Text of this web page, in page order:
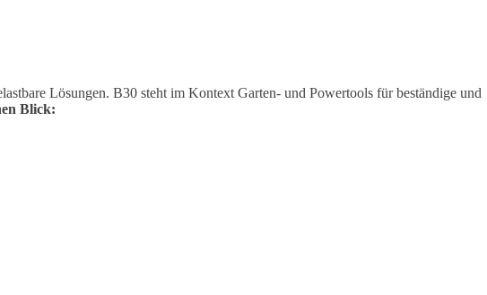
Lösungen. B30 steht im Kontext Garten- und Powertools für beständige und
Blick: